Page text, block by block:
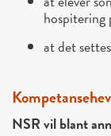
hospitering
at det
NSR vil blant